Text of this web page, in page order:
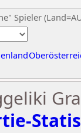
Spieler